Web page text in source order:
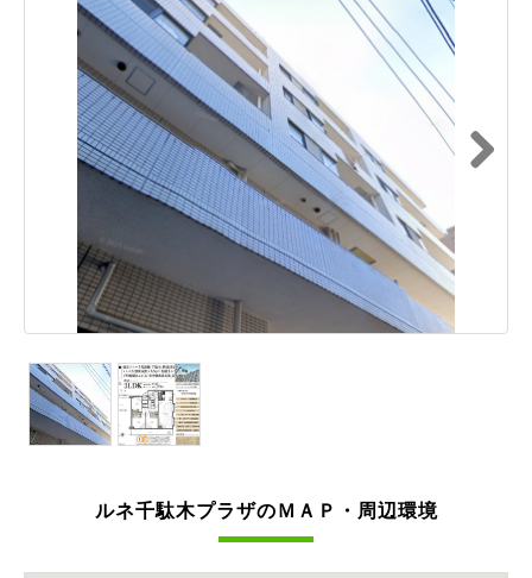
ルネ千駄木プラザのＭＡＰ・周辺環境